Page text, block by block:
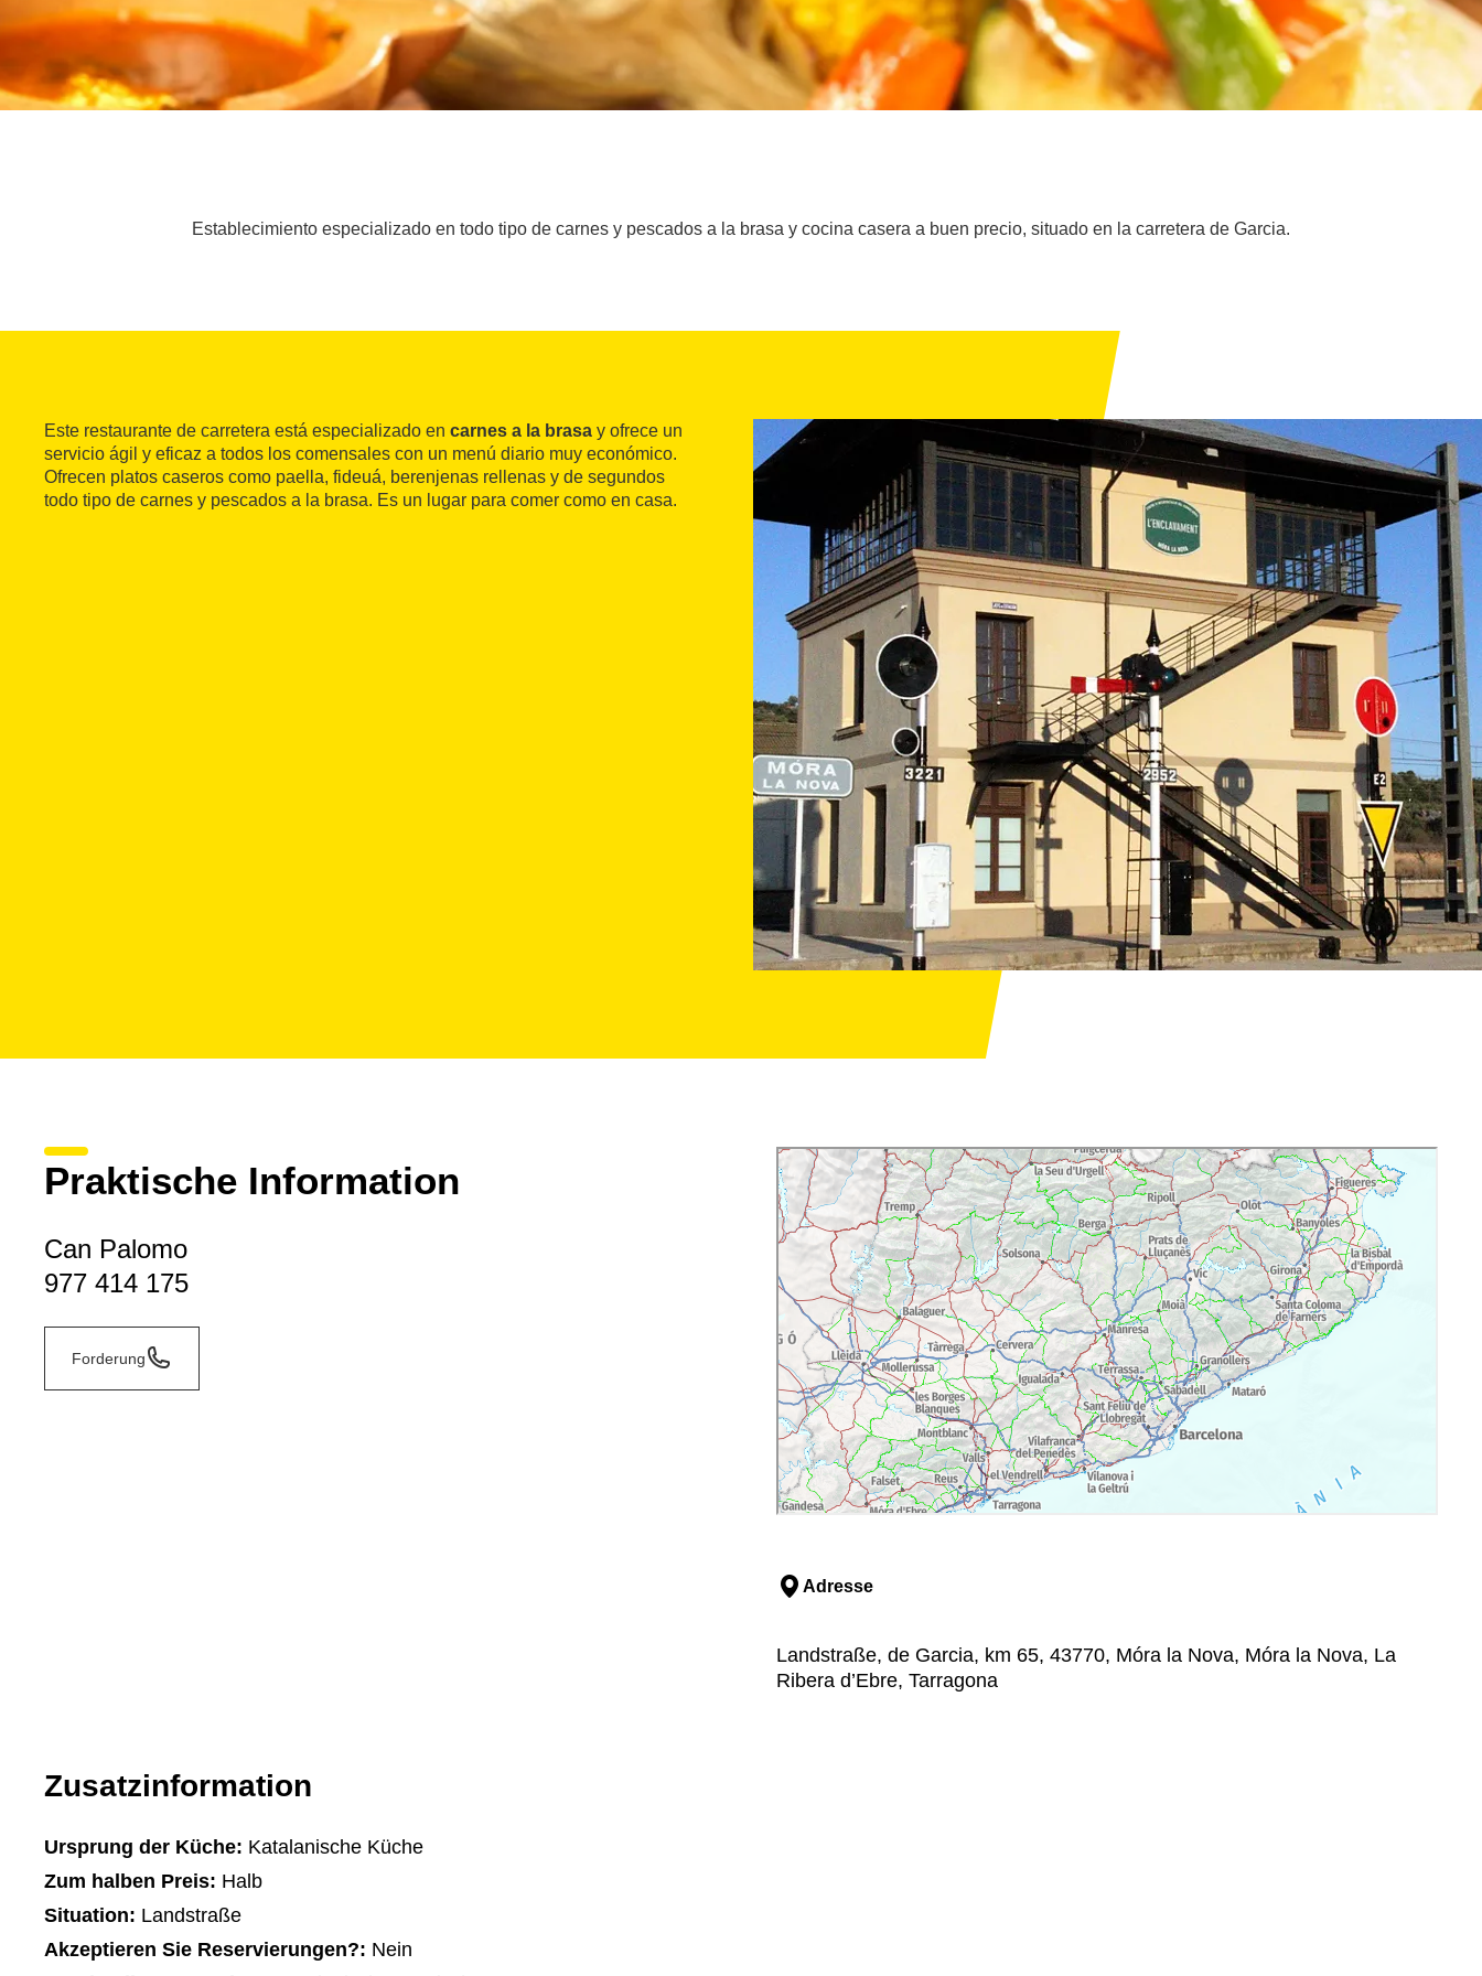
Establecimiento especializado en todo tipo de carnes y pescados a la brasa y cocina casera a buen precio, situado en la carretera de Garcia.
Este restaurante de carretera está especializado en carnes a la brasa y ofrece un
servicio ágil y eficaz a todos los comensales con un menú diario muy económico.
Ofrecen platos caseros como paella, fideuá, berenjenas rellenas y de segundos
todo tipo de carnes y pescados a la brasa. Es un lugar para comer como en casa.
Praktische Information
Can Palomo
977 414 175
Forderung
Adresse
Landstraße, de Garcia, km 65, 43770, Móra la Nova, Móra la Nova, La
Ribera d’Ebre, Tarragona
Zusatzinformation
Ursprung der Küche: Katalanische Küche
Zum halben Preis: Halb
Situation: Landstraße
Akzeptieren Sie Reservierungen?: Nein